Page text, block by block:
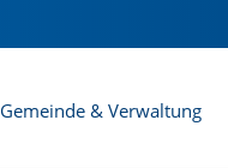
Gemeinde & Verwaltung